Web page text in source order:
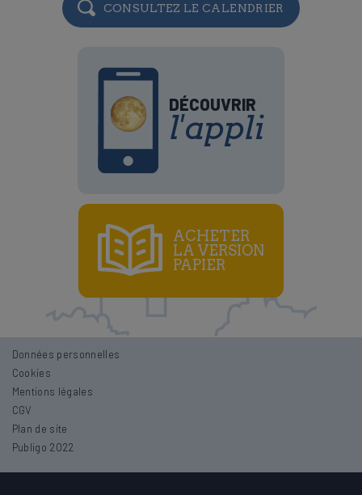
CONSULTEZ LE CALENDRIER
DÉCOUVRIR
l'appli
ACHETER
LA VERSION
PAPIER
Données personnelles
Cookies
Mentions légales
CGV
Plan de site
Publigo 2022